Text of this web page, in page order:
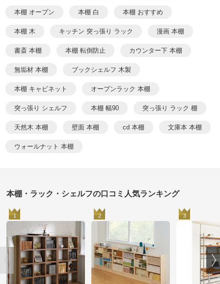
本棚 オープン 本棚 白 本棚 おすすめ
本棚 木 キッチン 突っ張り ラック 漫画 本棚
書斎 本棚 本棚 転倒防止 カウンター下 本棚
無垢材 本棚 ブックシェルフ 木製
本棚 キャビネット オープンラック 本棚
突っ張り シェルフ 本棚 幅90 突っ張り ラック 棚
天然木 本棚 壁面 本棚 cd 本棚 文庫本 本棚
ウォールナット 本棚
本棚・ラック・シェルフの口コミ人気ランキング
1 2 3